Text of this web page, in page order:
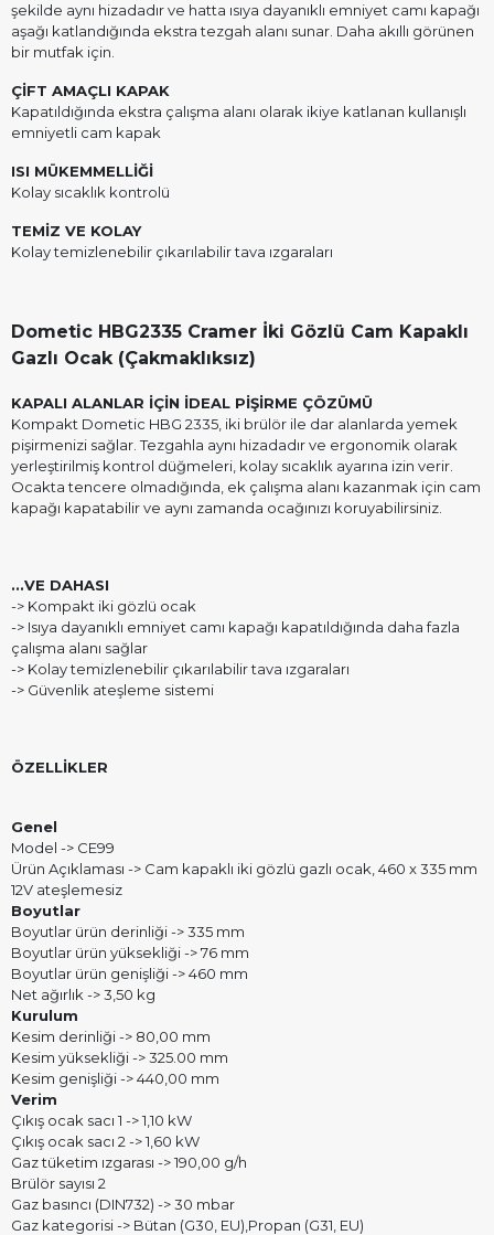
şekilde aynı hizadadır ve hatta ısıya dayanıklı emniyet camı kapağı
aşağı katlandığında ekstra tezgah alanı sunar. Daha akıllı görünen
bir mutfak için.
ÇİFT AMAÇLI KAPAK
Kapatıldığında ekstra çalışma alanı olarak ikiye katlanan kullanışlı
emniyetli cam kapak
ISI MÜKEMMELLİĞİ
Kolay sıcaklık kontrolü
TEMİZ VE KOLAY
Kolay temizlenebilir çıkarılabilir tava ızgaraları
Dometic HBG2335 Cramer İki Gözlü Cam Kapaklı
Gazlı Ocak (Çakmaklıksız)
KAPALI ALANLAR İÇİN İDEAL PİŞİRME ÇÖZÜMÜ
Kompakt Dometic HBG 2335, iki brülör ile dar alanlarda yemek
pişirmenizi sağlar. Tezgahla aynı hizadadır ve ergonomik olarak
yerleştirilmiş kontrol düğmeleri, kolay sıcaklık ayarına izin verir.
Ocakta tencere olmadığında, ek çalışma alanı kazanmak için cam
kapağı kapatabilir ve aynı zamanda ocağınızı koruyabilirsiniz.
...VE DAHASI
-> Kompakt iki gözlü ocak
-> Isıya dayanıklı emniyet camı kapağı kapatıldığında daha fazla
çalışma alanı sağlar
-> Kolay temizlenebilir çıkarılabilir tava ızgaraları
-> Güvenlik ateşleme sistemi
ÖZELLİKLER
Genel
Model -> CE99
Ürün Açıklaması -> Cam kapaklı iki gözlü gazlı ocak, 460 x 335 mm
12V ateşlemesiz
Boyutlar
Boyutlar ürün derinliği -> 335 mm
Boyutlar ürün yüksekliği -> 76 mm
Boyutlar ürün genişliği -> 460 mm
Net ağırlık -> 3,50 kg
Kurulum
Kesim derinliği -> 80,00 mm
Kesim yüksekliği -> 325.00 mm
Kesim genişliği -> 440,00 mm
Verim
Çıkış ocak sacı 1 -> 1,10 kW
Çıkış ocak sacı 2 -> 1,60 kW
Gaz tüketim ızgarası -> 190,00 g/h
Brülör sayısı 2
Gaz basıncı (DIN732) -> 30 mbar
Gaz kategorisi -> Bütan (G30, EU),Propan (G31, EU)